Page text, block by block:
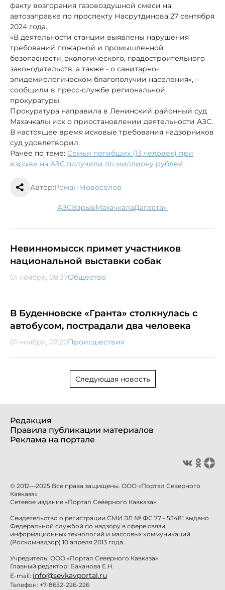
факту возгорания газовоздушной смеси на
автозаправке по проспекту Насрутдинова 27 сентября
2024 года.
«В деятельности станции выявлены нарушения
требований пожарной и промышленной
безопасности, экологического, градостроительного
законодательств, а также - о санитарно-
эпидемиологическом благополучии населения», -
сообщили в пресс-службе региональной
прокуратуры.
Прокуратура направила в Ленинский районный суд
Махачкалы иск о приостановлении деятельности АЗС.
В настоящее время исковые требования надзорников
суд удовлетворил.
Ранее по теме: Семьи погибших (13 человек) при
взрыве на АЗС получили по миллиону рублей.
Автор:Роман Новоселов
АЗС взрыв Махачкала Дагестан
Невинномысск примет участников
национальной выставки собак
01 ноября, 08:37Общество
В Буденновске «Гранта» столкнулась с
автобусом, пострадали два человека
01 ноября, 07:20Происшествия
Следующая новость
Редакция
Правила публикации материалов
Реклама на портале
© 2012—2025 Все права защищены. ООО «Портал Северного
Кавказа»
Сетевое издание «Портал Северного Кавказа».
Свидетельство о регистрации СМИ ЭЛ № ФС 77 - 53481 выдано
Федеральной службой по надзору в сфере связи,
информационных технологий и массовых коммуникаций
(Роскомнадзор) 10 апреля 2013 года.
Учредитель: ООО «Портал Северного Кавказа»
Главный редактор: Баканова Е.Н.
E-mail: info@sevkavportal.ru
Телефон: +7-8652-226-226